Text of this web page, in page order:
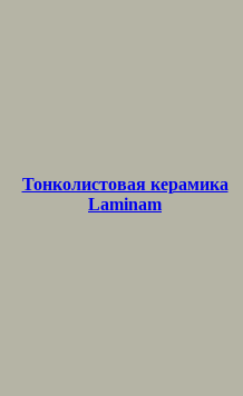
Тонколистовая керамика
Laminam